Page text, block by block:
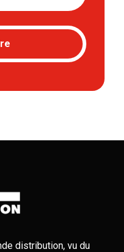
distribution, vu du